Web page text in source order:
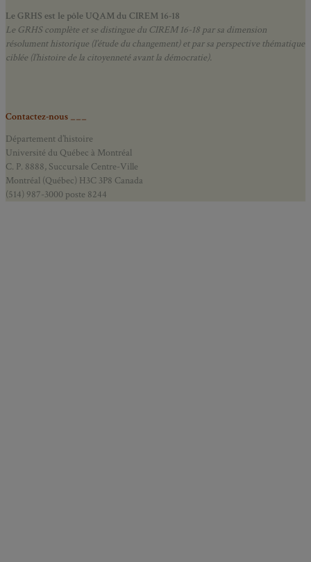
Le GRHS est le pôle UQAM du CIREM 16-18
Le GRHS complète et se distingue du CIREM 16-18 par sa dimension
résolument historique (l’étude du changement) et par sa perspective thématique
ciblée (l’histoire de la citoyenneté avant la démocratie).
Contactez-nous ___
Département d’histoire
Université du Québec à Montréal
C. P. 8888, Succursale Centre-Ville
Montréal (Québec) H3C 3P8 Canada
(514) 987-3000 poste 8244